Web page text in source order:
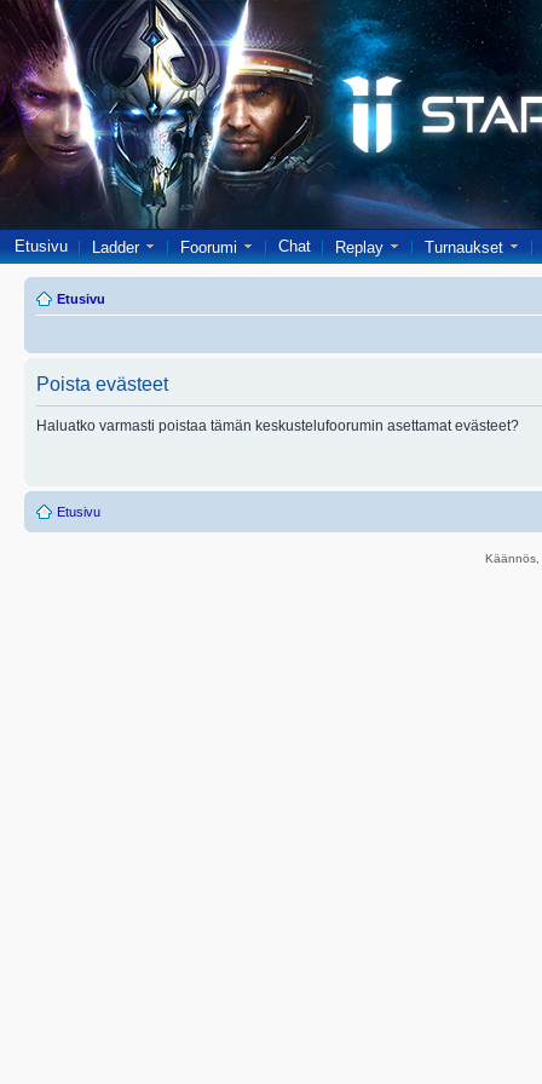
Etusivu Ladder Foorumi Chat Replay Turnaukset
Etusivu
Poista evästeet
Haluatko varmasti poistaa tämän keskustelufoorumin asettamat evästeet?
Etusivu